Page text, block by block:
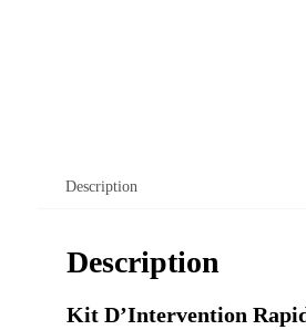
Description
Description
Kit D’Intervention